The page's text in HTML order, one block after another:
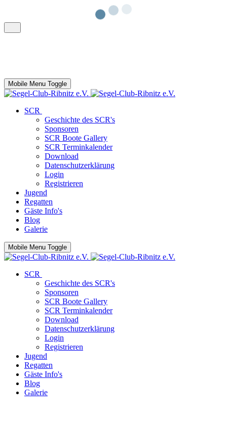
Mobile Menu Toggle
SCR
Geschichte des SCR's
Sponsoren
SCR Boote Gallery
SCR Terminkalender
Download
Datenschutzerklärung
Login
Registrieren
Jugend
Regatten
Gäste Info's
Blog
Galerie
Mobile Menu Toggle
SCR
Geschichte des SCR's
Sponsoren
SCR Boote Gallery
SCR Terminkalender
Download
Datenschutzerklärung
Login
Registrieren
Jugend
Regatten
Gäste Info's
Blog
Galerie